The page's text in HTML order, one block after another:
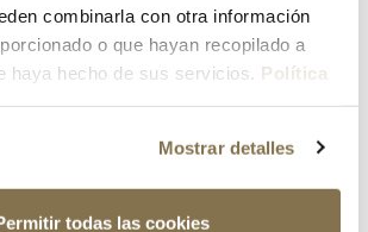
combinarla con otra información
o que hayan recopilado a
haya hecho de sus servicios. Política
Mostrar detalles
todas las cookies